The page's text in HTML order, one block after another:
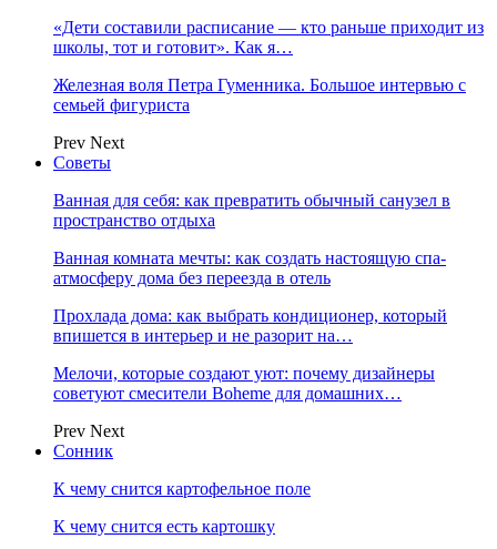
«Дети составили расписание — кто раньше приходит из
школы, тот и готовит». Как я…
Железная воля Петра Гуменника. Большое интервью с
семьей фигуриста
Prev Next
Советы
Ванная для себя: как превратить обычный санузел в
пространство отдыха
Ванная комната мечты: как создать настоящую спа-
атмосферу дома без переезда в отель
Прохлада дома: как выбрать кондиционер, который
впишется в интерьер и не разорит на…
Мелочи, которые создают уют: почему дизайнеры
советуют смесители Boheme для домашних…
Prev Next
Сонник
К чему снится картофельное поле
К чему снится есть картошку